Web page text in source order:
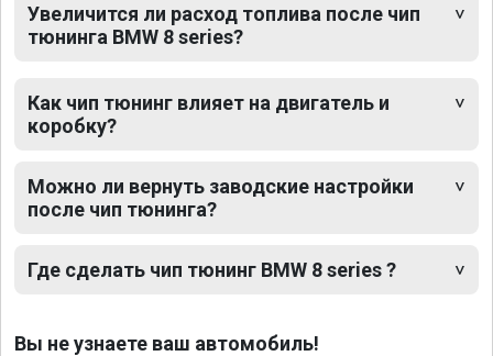
Увеличится ли расход топлива после чип
тюнинга BMW 8 series?
Как чип тюнинг влияет на двигатель и
коробку?
Можно ли вернуть заводские настройки
после чип тюнинга?
Где сделать чип тюнинг BMW 8 series ?
Вы не узнаете ваш автомобиль!